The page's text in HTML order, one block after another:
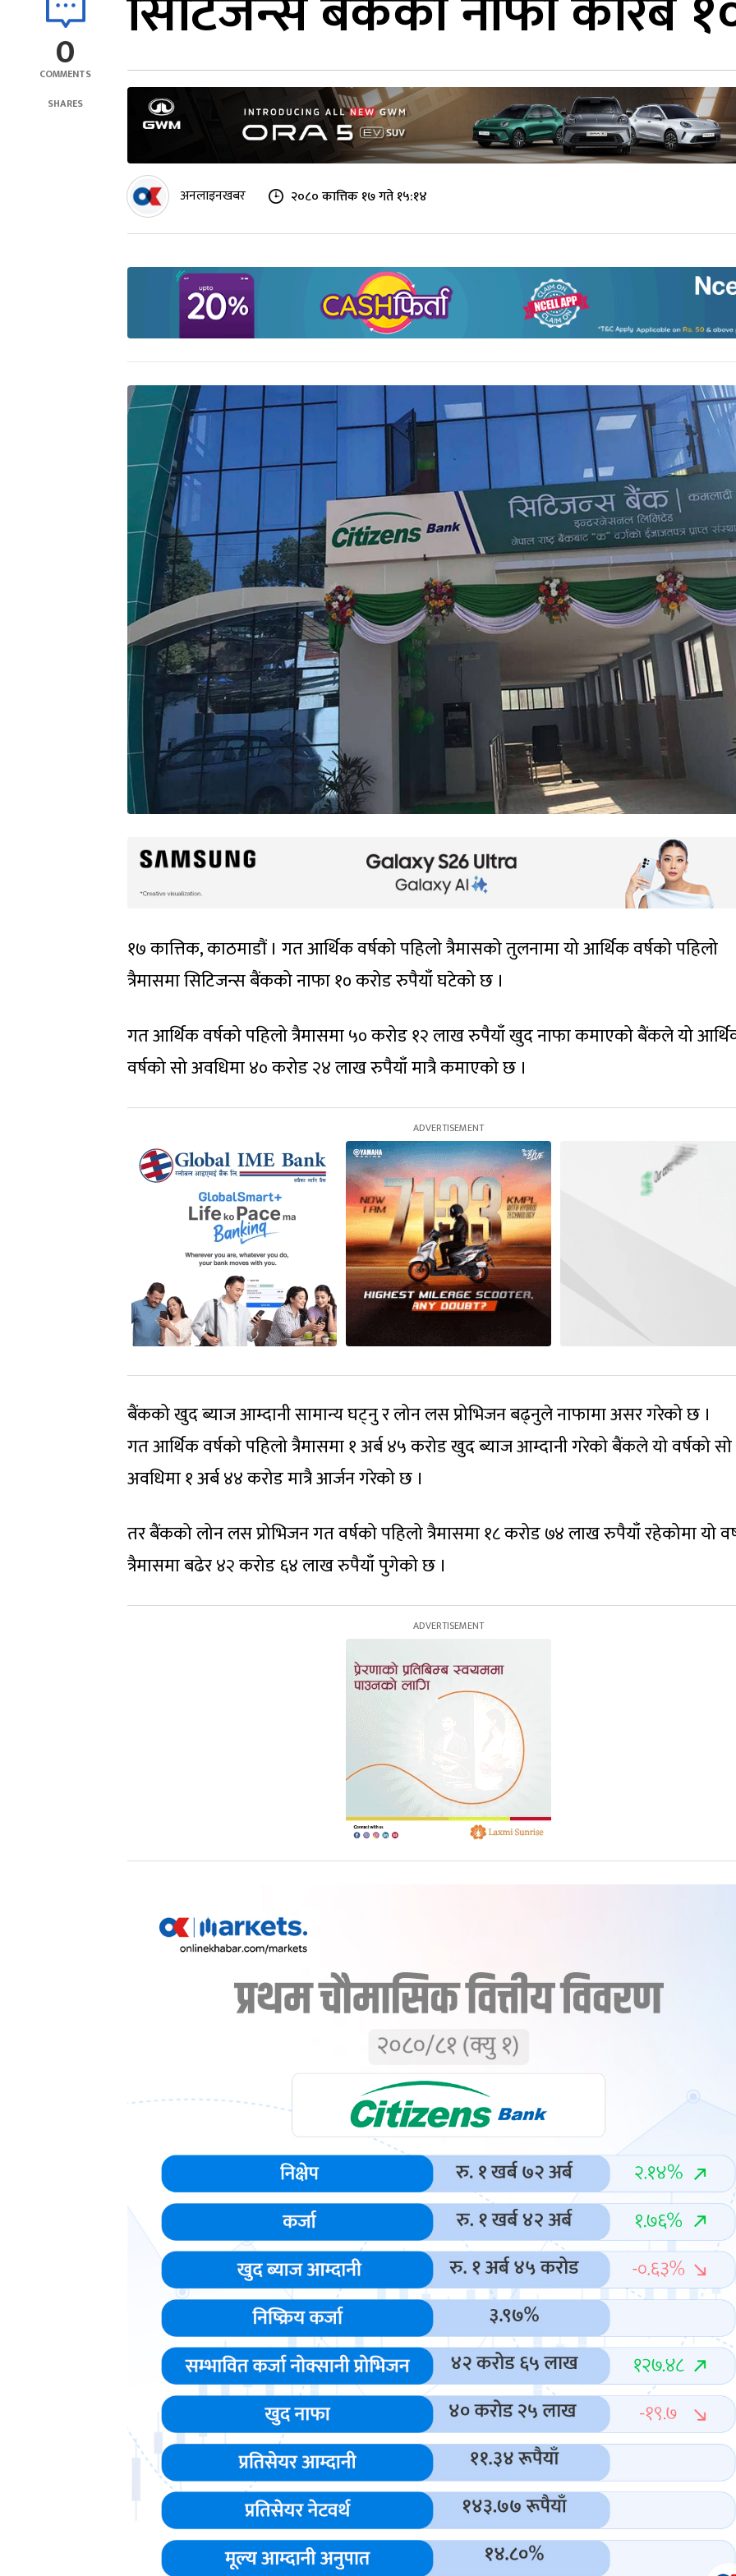
0
COMMENTS
SHARES
अनलाइनखबर २०८० कात्तिक १७ गते १५:१४
१७ कात्तिक, काठमाडौं । गत आर्थिक वर्षको पहिलो त्रैमासको तुलनामा यो आर्थिक वर्षको पहिलो
त्रैमासमा सिटिजन्स बैंकको नाफा १० करोड रुपैयाँ घटेको छ ।
गत आर्थिक वर्षको पहिलो त्रैमासमा ५० करोड १२ लाख रुपैयाँ खुद नाफा कमाएको बैंकले यो
वर्षको सो अवधिमा ४० करोड २४ लाख रुपैयाँ मात्रै कमाएको छ ।
बैंकको खुद ब्याज आम्दानी सामान्य घट्नु र लोन लस प्रोभिजन बढ्नुले नाफामा असर गरेको छ ।
गत आर्थिक वर्षको पहिलो त्रैमासमा १ अर्ब ४५ करोड खुद ब्याज आम्दानी गरेको बैंकले यो वर्षको सो
अवधिमा १ अर्ब ४४ करोड मात्रै आर्जन गरेको छ ।
तर बैंकको लोन लस प्रोभिजन गत वर्षको पहिलो त्रैमासमा १८ करोड ७४ लाख रुपैयाँ रहेकोमा यो
त्रैमासमा बढेर ४२ करोड ६४ लाख रुपैयाँ पुगेको छ ।